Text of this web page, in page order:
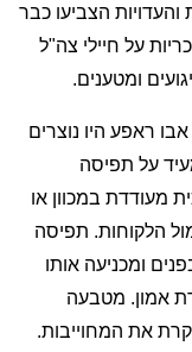
הצביעו כבר
על חיילי צה"ל
ומטענים.
אבו ראפע היו נוצרים
המעיד על תפיסה
מעודדת במכוון או
הלקוחות. תפיסה
ומכניעה אותו
אמון. מטבעה
את המחוייבות.